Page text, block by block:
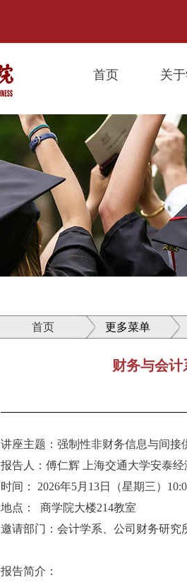
首页 关
首页 更多菜单
财务与会
讲座主题： 强制性非财务信息与间接
报告人：傅仁辉 上海交通大学安泰
时间： 2026年5月 13日（星期三）
地点： 商学院大楼214教室
邀请部门：会计学系、公司财务研究
报告简介：